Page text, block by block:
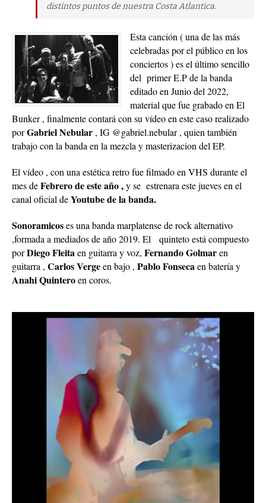
distintos puntos de nuestra Costa Atlantica.
Esta canción ( una de las más
celebradas por el público en los
conciertos ) es el último sencillo
del primer E.P de la banda
editado en Junio del 2022,
material que fue grabado en El
Bunker , finalmente contará con su vídeo en este caso realizado
porGabriel Nebular , IG @gabriel.nebular , quien también
trabajo con la banda en la mezcla y masterizacion del EP.
El vídeo , con una estética retro fue filmado en VHS durante el
mes deFebrero de este año ,y se estrenara este jueves en el
canal oficial deYoutube de la banda.
Sonoramicoses una banda marplatense de rock alternativo
,formada a mediados de año 2019. El quinteto está compuesto
porDiego Fleitaen guitarra y voz, Fernando Golmaren
guitarra , Carlos Vergeen bajo , Pablo Fonsecaen batería y
Anahi Quinteroen coros.